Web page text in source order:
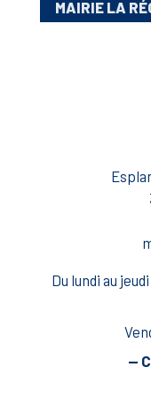
MAIRIE LA
Du lundi au
—